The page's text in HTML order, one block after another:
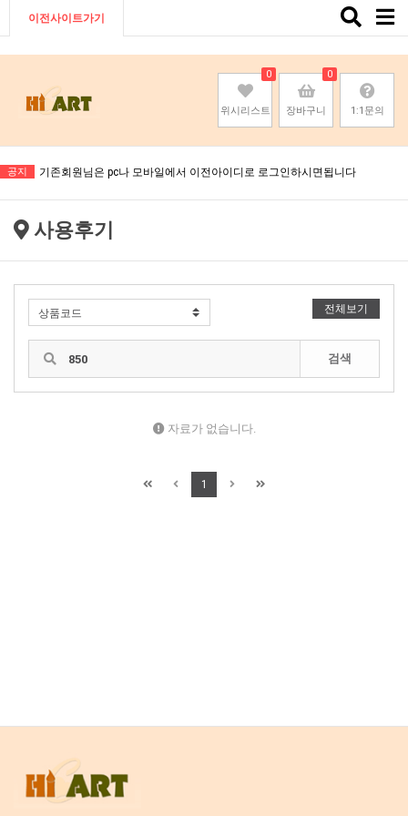
이전사이트가기
Toggle
위시리스트
0
장바구니
0
1:1문의
공지 기존회원님은 pc나 모바일에서 이전아이디로 로그인하시면됩니다
기존회원님은 pc나 모바일에서 이전아이디로 로그인하시면됩니다
기존회원님은 pc나 모바일에서 이전아이디로 로그인하시면됩니다
사용후기
전체보기
검색
자료가 없습니다.
1